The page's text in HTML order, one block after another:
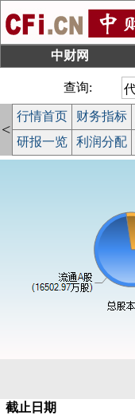
中财网
查询:
<
行情首页 财务指标
研报一览
利润分配
截止日期